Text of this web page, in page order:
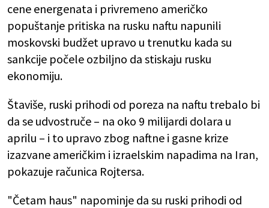
cene energenata i privremeno američko
popuštanje pritiska na rusku naftu napunili
moskovski budžet upravo u trenutku kada su
sankcije počele ozbiljno da stiskaju rusku
ekonomiju.
Štaviše, ruski prihodi od poreza na naftu trebalo bi
da se udvostruče – na oko 9 milijardi dolara u
aprilu – i to upravo zbog naftne i gasne krize
izazvane američkim i izraelskim napadima na Iran,
pokazuje računica Rojtersa.
"Četam haus" napominje da su ruski prihodi od